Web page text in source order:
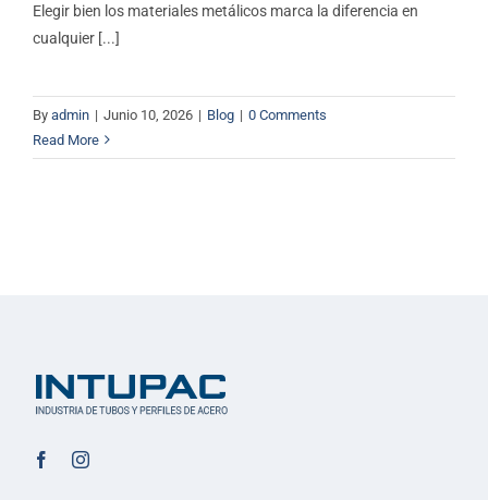
Elegir bien los materiales metálicos marca la diferencia en
cualquier [...]
By admin | Junio 10, 2026 | Blog | 0 Comments
Read More